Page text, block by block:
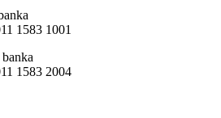
1583 1001
1583 2004